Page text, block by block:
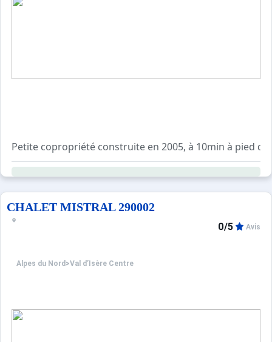
Petite copropriété construite en 2005, à 10min à pied
Copropriété sécurisée avec digicode.
Containers municipaux situés en dehors de la résidence.
Navette gratuite à quelques pas de la résidence en
CHALET MISTRAL 290002
Alpes du Nord >Val d’Isère Centre
0/5 Avis